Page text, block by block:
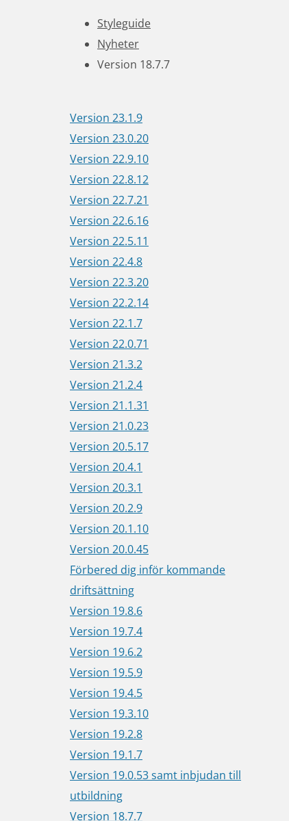
Styleguide
Nyheter
Version 18.7.7
Version 23.1.9
Version 23.0.20
Version 22.9.10
Version 22.8.12
Version 22.7.21
Version 22.6.16
Version 22.5.11
Version 22.4.8
Version 22.3.20
Version 22.2.14
Version 22.1.7
Version 22.0.71
Version 21.3.2
Version 21.2.4
Version 21.1.31
Version 21.0.23
Version 20.5.17
Version 20.4.1
Version 20.3.1
Version 20.2.9
Version 20.1.10
Version 20.0.45
Förbered dig inför kommande
driftsättning
Version 19.8.6
Version 19.7.4
Version 19.6.2
Version 19.5.9
Version 19.4.5
Version 19.3.10
Version 19.2.8
Version 19.1.7
Version 19.0.53 samt inbjudan till
utbildning
Version 18.7.7